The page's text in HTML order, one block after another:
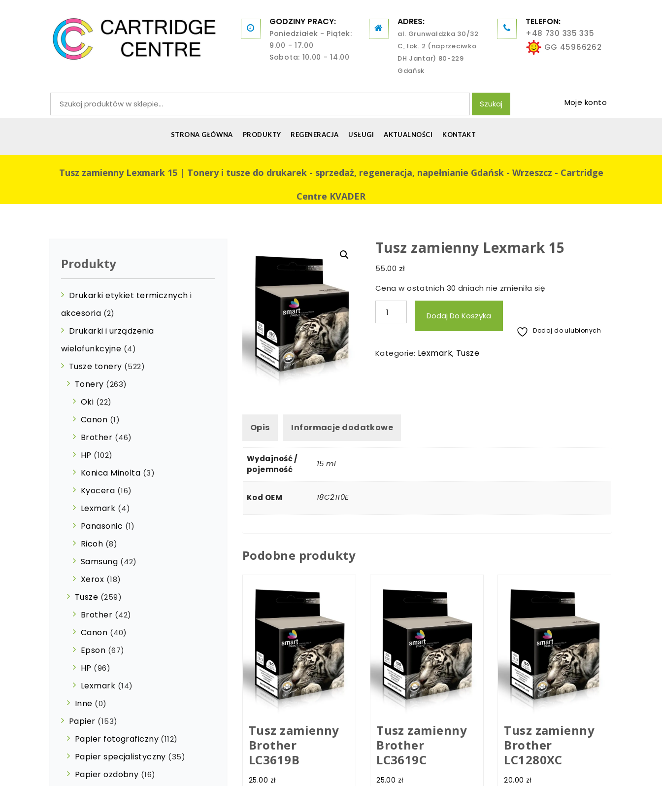
GODZINY PRACY:
Poniedziałek - Piątek:
9.00 - 17.00
Sobota: 10.00 - 14.00
ADRES:
al. Grunwaldzka 30/32
C, lok. 2 (naprzeciwko
DH Jantar) 80-229
Gdańsk
TELEFON:
+48 730 335 335
GG 45966262
Szukaj: Szukaj Moje konto
STRONA GŁÓWNA PRODUKTY REGENERACJA USŁUGI AKTUALNOŚCI KONTAKT
Tusz zamienny Lexmark 15 | Tonery i tusze do drukarek - sprzedaż, regeneracja, napełnianie Gdańsk - Wrzeszcz - Cartridge
Centre KVADER
Tusz zamienny Lexmark 15
55.00 zł
Cena w ostatnich 30 dniach nie zmieniła się
ilość
Tusz
Lexmark
Dodaj Do Koszyka
Dodaj do ulubionych
Kategorie: Lexmark, Tusze
Opis Informacje dodatkowe
Wydajność /
pojemność
15 ml
Kod OEM 18C2110E
Podobne produkty
Tusz zamienny
Brother
LC3619B
25.00 zł
Tusz zamienny
Brother
LC3619C
25.00 zł
Tusz zamienny
Brother
LC1280XC
20.00 zł
Produkty
Drukarki etykiet termicznych i
akcesoria (2)
Drukarki i urządzenia
wielofunkcyjne (4)
Tusze tonery (522)
Tonery (263)
Oki (22)
Canon (1)
Brother (46)
HP (102)
Konica Minolta (3)
Kyocera (16)
Lexmark (4)
Panasonic (1)
Ricoh (8)
Samsung (42)
Xerox (18)
Tusze (259)
Brother (42)
Canon (40)
Epson (67)
HP (96)
Lexmark (14)
Inne (0)
Papier (153)
Papier fotograficzny (112)
Papier specjalistyczny (35)
Papier ozdobny (16)